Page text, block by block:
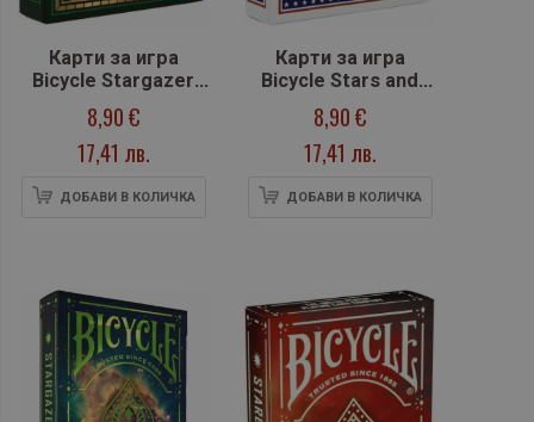
Карти за игра
Bicycle Stargazer
Wizard of Oz
8,90 €
17,41 лв.
ДОБАВИ В КОЛИЧКА
Карти за игра
Bicycle Stars and
Strires
8,90 €
17,41 лв.
ДОБАВИ В КОЛИЧКА